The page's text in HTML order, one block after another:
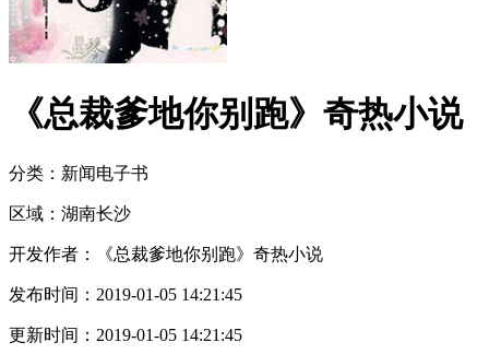
《总裁爹地你别跑》奇热小说
分类：新闻电子书
区域： 湖南长沙
开发作者： 《总裁爹地你别跑》奇热小说
发布时间： 2019-01-05 14:21:45
更新时间： 2019-01-05 14:21:45